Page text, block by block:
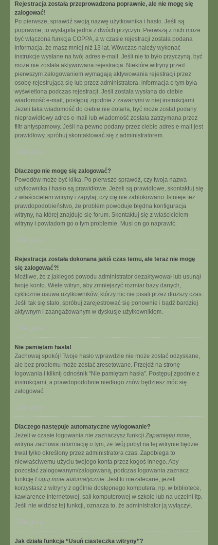
Rejestracja została przeprowadzona poprawnie, ale nie mogę się
zalogować!
Po pierwsze, sprawdź swoją nazwę użytkownika i hasło. Jeśli są
poprawne, to wystąpiła jedna z dwóch przyczyn. Pierwszą z nich może
być włączona funkcja COPPA, a w czasie rejestracji została podana
informacja, że masz mniej niż 13 lat. Wówczas należy wykonać
instrukcje wysłane na twój adres e-mail. Jeśli nie to było przyczyną, być
może nie została aktywowana rejestracja. Niektóre witryny przed
pierwszym zalogowaniem wymagają aktywowania rejestracji przez
osobę rejestrującą się lub przez administratora. Informacja o tym była
wyświetlona podczas rejestracji. Jeśli została wysłana do ciebie
wiadomość e-mail, postępuj zgodnie z zawartymi w niej instrukcjami.
Jeżeli taka wiadomość do ciebie nie dotarła, być może został podany
nieprawidłowy adres e-mail lub wiadomość została zatrzymana przez
filtr antyspamowy. Jeśli na pewno podany przez ciebie adres e-mail jest
prawidłowy, spróbuj skontaktować się z administratorem.
Na górę
Dlaczego nie mogę się zalogować?
Powodów może być kilka. Po pierwsze sprawdź, czy twoja nazwa
użytkownika i hasło są prawidłowe. Jeżeli są prawidłowe, skontaktuj się
z właścicielem witryny i zapytaj, czy cię nie zablokowano. Istnieje też
prawdopodobieństwo, że problem powoduje błędna konfiguracja
witryny, na której znajduje się forum. Skontaktuj się z właścicielem
witryny i powiadom go o tym problemie. Musi on go naprawić.
Na górę
Rejestracja została dokonana jakiś czas temu, ale teraz nie mogę
się zalogować?!
Możliwe, że z jakiegoś powodu administrator dezaktywował lub usunął
twoje konto. Wiele witryn, aby zmniejszyć rozmiar bazy danych,
cyklicznie usuwa użytkowników, którzy nic nie pisali przez dłuższy czas.
Jeśli tak się stało, spróbuj zarejestrować się ponownie i bądź bardziej
aktywnym i zaangażowanym w dyskusje użytkownikiem.
Na górę
Nie pamiętam hasła!
Zachowaj spokój! Twoje hasło wprawdzie nie może zostać odzyskane,
ale bez problemu może zostać zresetowane. Przejdź na stronę
logowania i kliknij odnośnik “Nie pamiętam hasła”. Postępuj zgodnie z
instrukcjami, a prawdopodobnie niedługo znów będziesz móc się
zalogować.
Na górę
Dlaczego następuje automatyczne wylogowanie?
Jeżeli w czasie logowania nie zaznaczysz funkcji Zapamiętaj mnie,
witryna zachowa informację o tym, że twój pobyt na tej witrynie będzie
trwał tylko określony przez administratora czas. Zapobiega to
niewłaściwemu użyciu twojego konta przez kogoś innego. Aby
pozostać zalogowanym/zalogowaną, podczas logowania zaznacz
funkcję Loguj mnie automatycznie. Jest to niezalecane, jeżeli
korzystasz z witryny z ogólnie dostępnego komputera, np. w bibliotece,
kawiarence internetowej, sali komputerowej w szkole lub na uczelni itp.
Jeśli nie widzisz tej funkcji, oznacza to, że administrator ją wyłączył.
Na górę
Jak działa funkcja “Usuń ciasteczka witryny”?